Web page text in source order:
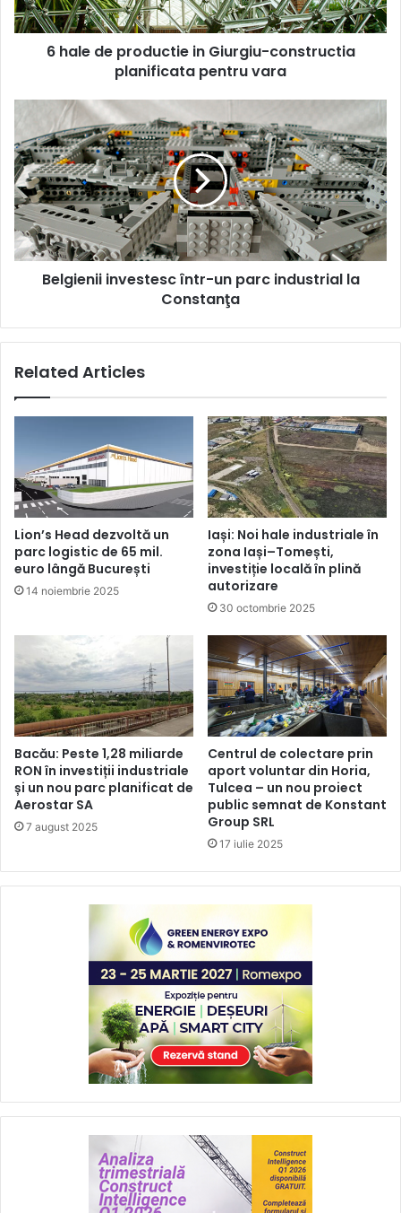
planificata
pentru
6 hale de productie in Giurgiu-constructia
planificata pentru vara
investesc
într-
un
parc
industrial
la
Constanţa
Belgienii investesc într-un parc industrial la
Constanţa
Related Articles
Lion’s Head dezvoltă un
parc logistic de 65 mil.
euro lângă București
14 noiembrie 2025
Iași: Noi hale industriale în
zona Iași–Tomești,
investiție locală în plină
autorizare
30 octombrie 2025
Bacău: Peste 1,28 miliarde
RON în investiții industriale
și un nou parc planificat de
Aerostar SA
7 august 2025
Centrul de colectare prin
aport voluntar din Horia,
Tulcea – un nou proiect
public semnat de Konstant
Group SRL
17 iulie 2025